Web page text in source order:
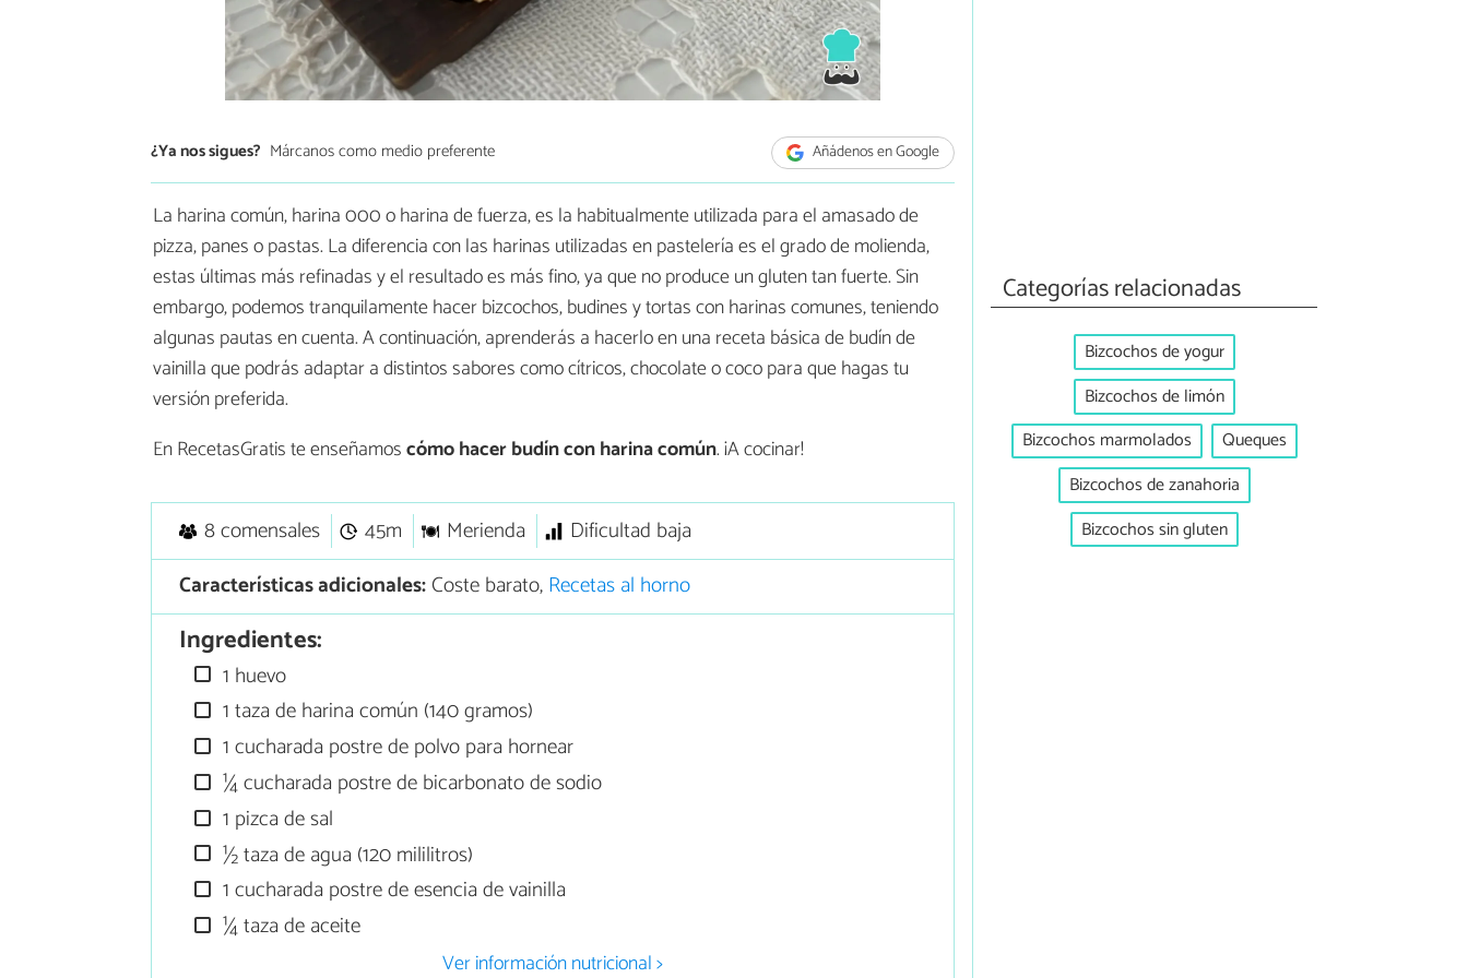
¿Ya nos sigues? Márcanos como medio preferente Añádenos en Google
La harina común, harina 000 o harina de fuerza, es la habitualmente utilizada para el amasado de
pizza, panes o pastas. La diferencia con las harinas utilizadas en pastelería es el grado de molienda,
estas últimas más refinadas y el resultado es más fino, ya que no produce un gluten tan fuerte. Sin
embargo, podemos tranquilamente hacer bizcochos, budines y tortas con harinas comunes, teniendo
algunas pautas en cuenta. A continuación, aprenderás a hacerlo en una receta básica de budín de
vainilla que podrás adaptar a distintos sabores como cítricos, chocolate o coco para que hagas tu
versión preferida.
En RecetasGratis te enseñamoscómo hacer budín con harina común. ¡A cocinar!
8 comensales 45m Merienda
Dificultad baja
Características adicionales:Coste barato,Recetas al horno
Ingredientes:
1 huevo
1 taza de harina común (140 gramos)
1 cucharada postre de polvo para hornear
¼ cucharada postre de bicarbonato de sodio
1 pizca de sal
½ taza de agua (120 mililitros)
1 cucharada postre de esencia de vainilla
¼ taza de aceite
Ver información nutricional >
Categorías relacionadas
Bizcochos de yogur
Bizcochos de limón
Bizcochos marmolados
Queques
Bizcochos de zanahoria
Bizcochos sin gluten